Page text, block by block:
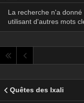
La recherche n'a
utilisant d'autres mots
Quêtes des Ixali